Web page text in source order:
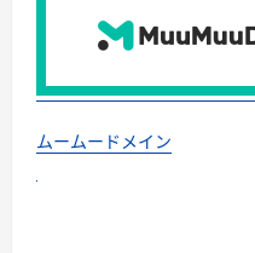
ムームードメイン